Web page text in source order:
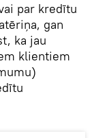
par kredītu
gan
ka jau
klientiem